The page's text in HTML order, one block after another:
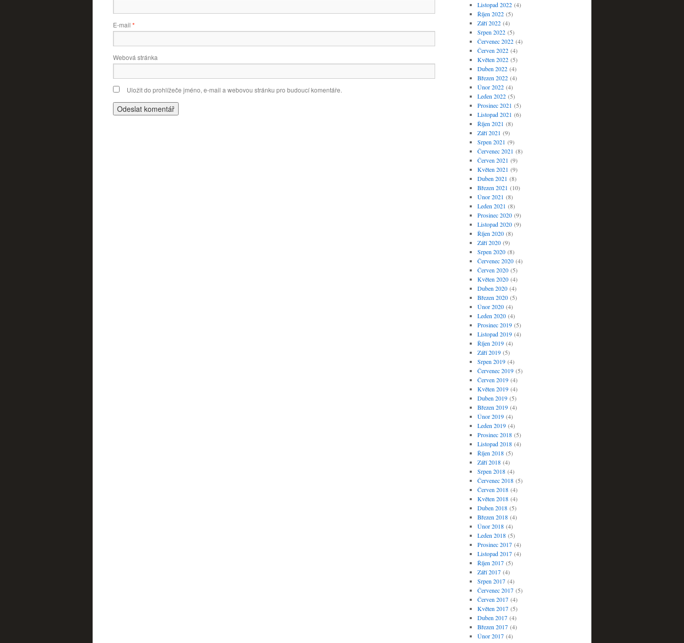
E-mail *
Webová stránka
Uložit do prohlížeče jméno, e-mail a webovou stránku pro budoucí komentáře.
Listopad 2022(4)
Říjen 2022(5)
Září 2022(4)
Srpen 2022(5)
Červenec 2022(4)
Červen 2022(4)
Květen 2022(5)
Duben 2022(4)
Březen 2022(4)
Únor 2022(4)
Leden 2022(5)
Prosinec 2021 (5)
Listopad 2021 (6)
Říjen 2021 (8)
Září 2021 (9)
Srpen 2021 (9)
Červenec 2021 (8)
Červen 2021 (9)
Květen 2021 (9)
Duben 2021 (8)
Březen 2021 (10)
Únor 2021 (8)
Leden 2021 (8)
Prosinec 2020(9)
Listopad 2020(9)
Říjen 2020(8)
Září 2020(9)
Srpen 2020(8)
Červenec 2020(4)
Červen 2020(5)
Květen 2020(4)
Duben 2020(4)
Březen 2020(5)
Únor 2020(4)
Leden 2020(4)
Prosinec 2019(5)
Listopad 2019(4)
Říjen 2019(4)
Září 2019(5)
Srpen 2019(4)
Červenec 2019(5)
Červen 2019(4)
Květen 2019(4)
Duben 2019(5)
Březen 2019(4)
Únor 2019(4)
Leden 2019(4)
Prosinec 2018(5)
Listopad 2018(4)
Říjen 2018(5)
Září 2018(4)
Srpen 2018(4)
Červenec 2018(5)
Červen 2018(4)
Květen 2018(4)
Duben 2018(5)
Březen 2018(4)
Únor 2018(4)
Leden 2018(5)
Prosinec 2017(4)
Listopad 2017(4)
Říjen 2017(5)
Září 2017(4)
Srpen 2017(4)
Červenec 2017(5)
Červen 2017(4)
Květen 2017(5)
Duben 2017(4)
Březen 2017(4)
Únor 2017(4)